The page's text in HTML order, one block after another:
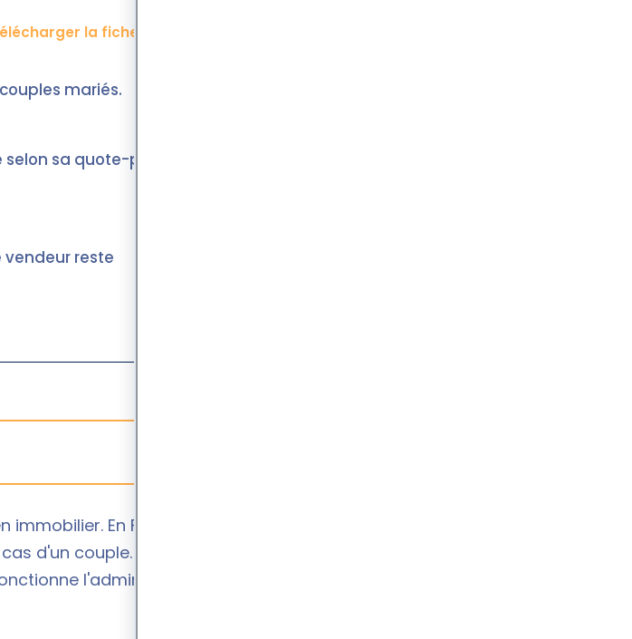
mariés.
sa quote-part,
reste
la fiche en PDF
En France,
d'un couple. En cas de
l'administration